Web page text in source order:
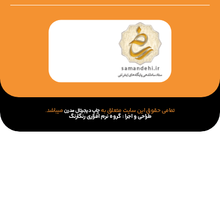
تمامی حقوق این سایت متعلق به چاپ دیجیتال مدرنمیباشد.
طراحی و اجرا :گروه نرم افزاری رنگارنگ